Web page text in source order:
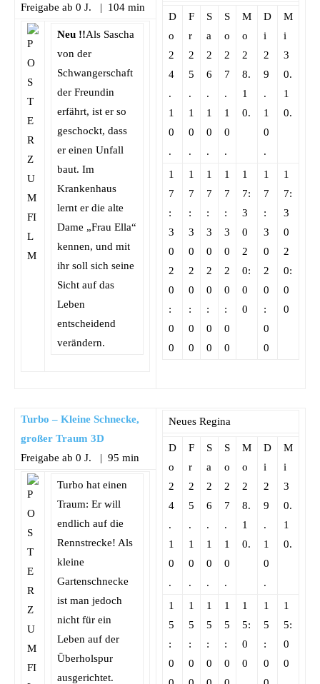
Freigabe ab 0 J. | 104 min
D
o
2
4
.
1
0
.
F
r
2
5
.
1
0
.
S
a
2
6
.
1
0
.
S
o
2
7
.
1
0
.
M
o
2
8.
1
0.
D
i
2
9
.
1
0
.
M
i
3
0.
1
0.
1
7
:
3
0
2
0
:
0
0
1
7
:
3
0
2
0
:
0
0
1
7
:
3
0
2
0
:
0
0
1
7
:
3
0
2
0
:
0
0
1
7:
3
0
2
0:
0
0
1
7
:
3
0
2
0
:
0
0
1
7:
3
0
2
0:
0
0
Neu !!Als Sascha
von der
Schwangerschaft
der Freundin
erfährt, ist er so
geschockt, dass
er einen Unfall
baut. Im
Krankenhaus
lernt er die alte
Dame „Frau Ella“
kennen, und mit
ihr soll sich seine
Sicht auf das
Leben
entscheidend
verändern.
Turbo – Kleine Schnecke,
großer Traum 3D
Freigabe ab 0 J. | 95 min
Neues Regina
D
o
2
4
.
1
0
.
F
r
2
5
.
1
0
.
S
a
2
6
.
1
0
.
S
o
2
7
.
1
0
.
M
o
2
8.
1
0.
D
i
2
9
.
1
0
.
M
i
3
0.
1
0.
1
5
:
0
1
5
:
0
1
5
:
0
1
5
:
0
1
5:
0
0
1
5
:
0
1
5:
0
0
Turbo hat einen
Traum: Er will
endlich auf die
Rennstrecke! Als
kleine
Gartenschnecke
ist man jedoch
nicht für ein
Leben auf der
Überholspur
ausgerichtet.